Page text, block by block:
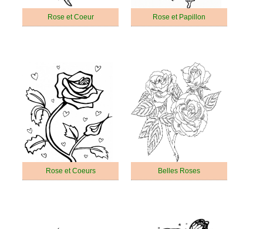
Rose et Coeur Rose et Papillon
Rose et Coeurs Belles Roses